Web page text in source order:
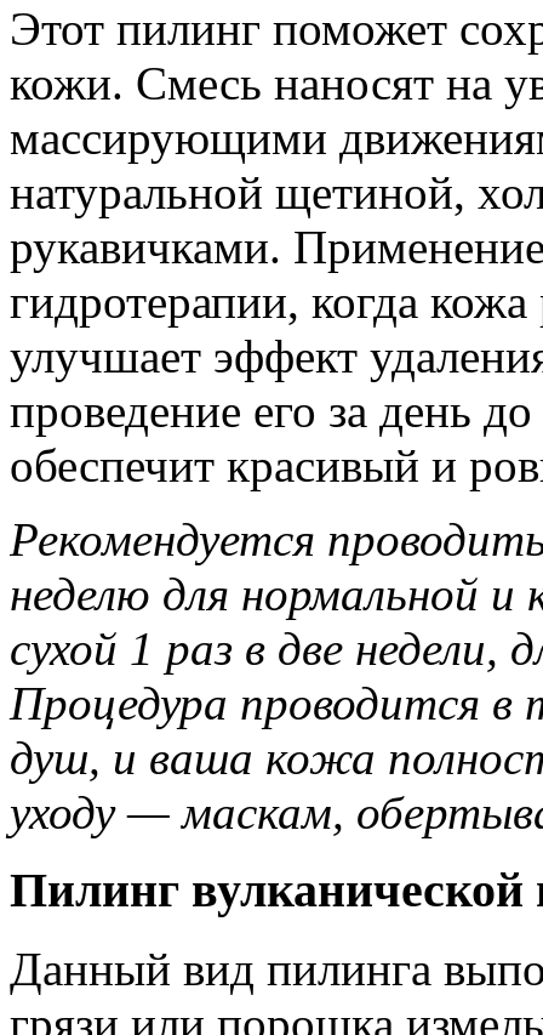
Этот пилинг поможет
кожи. Смесь наносят на
массирующими
натуральной щетиной,
рукавичками.
гидротерапии, когда
улучшает эффект
проведение его за день
обеспечит красивый и
Рекомендуется
неделю для нормальной
сухой 1 раз в две
Процедура проводится
душ, и ваша кожа
уходу — маскам,
Пилинг вулканической
Данный вид пилинга
грязи или порошка